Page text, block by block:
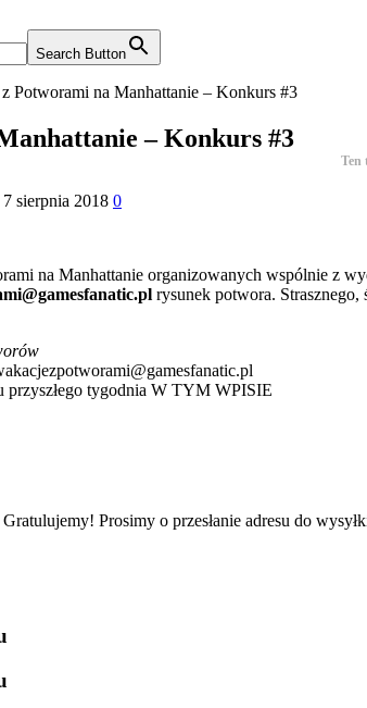
Search Button
Potworami na Manhattanie – Konkurs #3
– Konkurs #3
Ten
7 sierpnia 2018 0
na Manhattanie organizowanych wspólnie z
rysunek potwora.
przyszłego tygodnia W TYM WPISIE
Gratulujemy! Prosimy o przesłanie adresu do